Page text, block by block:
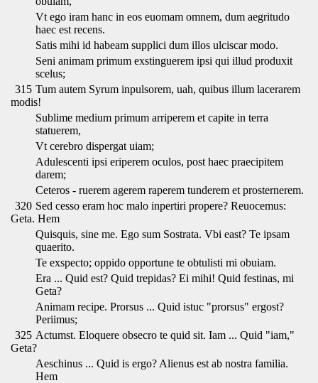
Vt ego iram hanc in eos euomam omnem, dum aegritudo
haec est recens.
Satis mihi id habeam supplici dum illos ulciscar modo.
Seni animam primum exstinguerem ipsi qui illud produxit
scelus;
315 Tum autem Syrum inpulsorem, uah, quibus illum lacerarem
modis!
Sublime medium primum arriperem et capite in terra
statuerem,
Vt cerebro dispergat uiam;
Adulescenti ipsi eriperem oculos, post haec praecipitem
darem;
Ceteros - ruerem agerem raperem tunderem et prosternerem.
320 Sed cesso eram hoc malo inpertiri propere? Reuocemus:
Geta. Hem
Quisquis, sine me. Ego sum Sostrata. Vbi east? Te ipsam
quaerito.
Te exspecto; oppido opportune te obtulisti mi obuiam.
Era ... Quid est? Quid trepidas? Ei mihi! Quid festinas, mi
Geta?
Animam recipe. Prorsus ... Quid istuc "prorsus" ergost?
Periimus;
325 Actumst. Eloquere obsecro te quid sit. Iam ... Quid "iam,"
Geta?
Aeschinus ... Quid is ergo? Alienus est ab nostra familia.
Hem